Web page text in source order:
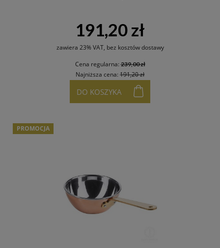
191,20 zł
zawiera 23% VAT, bez kosztów dostawy
Cena regularna:239,00 zł
Najniższa cena: 191,20 zł
DO KOSZYKA
PROMOCJA